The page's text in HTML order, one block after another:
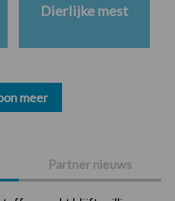
Partner nieuws
Dierlijke mest
meer